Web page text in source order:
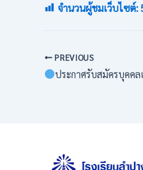
จำนวนผู้ชมเว็บไซต์:
PREVIOUS
ประกาศรับสมัครบุคคลเพื่อเลือ